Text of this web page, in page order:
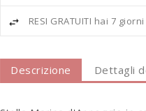
RESI GRATUITI hai 7
Descrizione Dettagli